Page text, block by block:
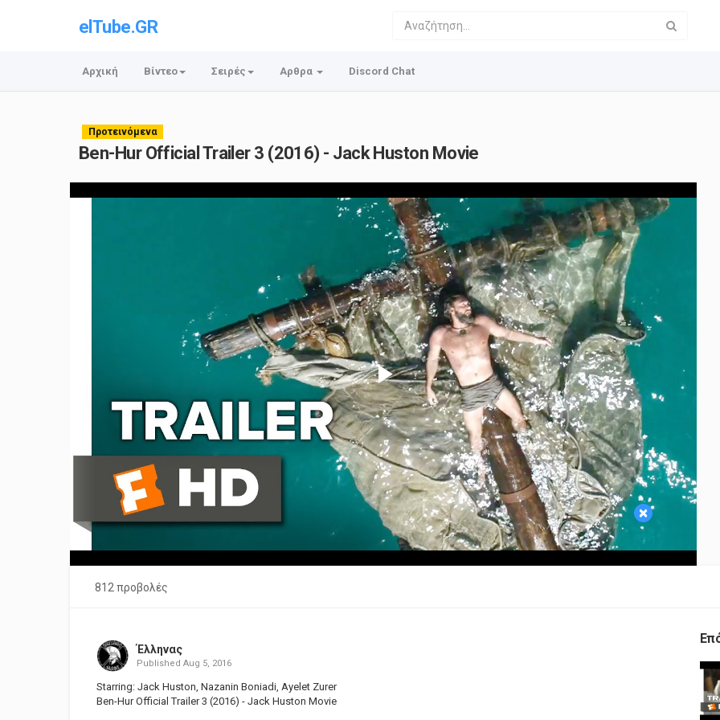
elTube.GR
Αρχική Βίντεο Σειρές Αρθρα Discord Chat
Προτεινόμενα
Ben-Hur Official Trailer 3 (2016) - Jack Huston Movie
×
Play
Video
812 προβολές
Έλληνας
Published Aug 5, 2016
Starring: Jack Huston, Nazanin Boniadi, Ayelet Zurer
Ben-Hur Official Trailer 3 (2016) - Jack Huston Movie